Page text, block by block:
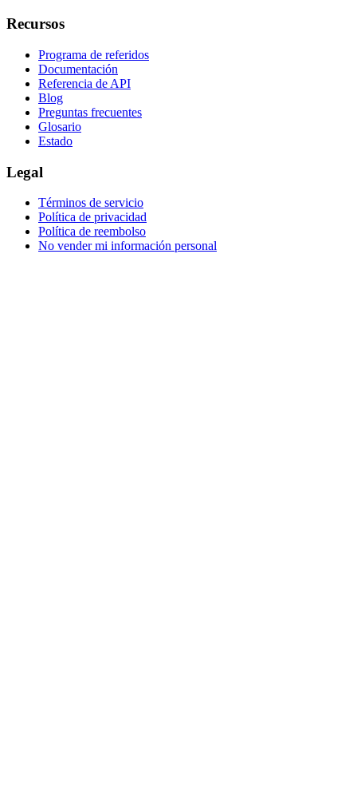
Recursos
Programa de referidos
Documentación
Referencia de API
Blog
Preguntas frecuentes
Glosario
Estado
Legal
Términos de servicio
Política de privacidad
Política de reembolso
No vender mi información personal